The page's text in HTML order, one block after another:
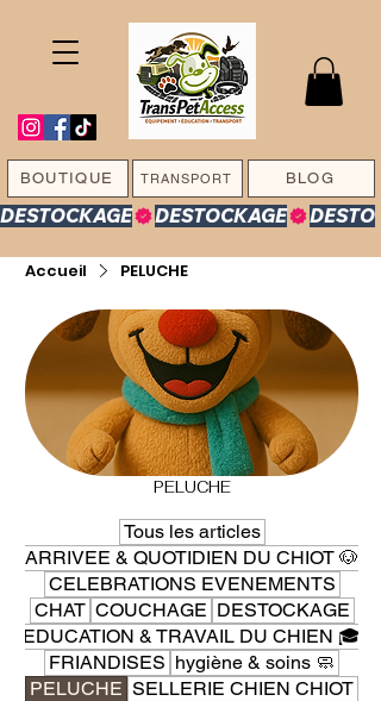
DESTOCKAGE
BOUTIQUE TRANSPORT BLOG
Accueil PELUCHE
PELUCHE
Tous les articles
ARRIVEE & QUOTIDIEN DU CHIOT 🐶
CELEBRATIONS EVENEMENTS
CHAT COUCHAGE DESTOCKAGE
EDUCATION & TRAVAIL DU CHIEN 🎓
FRIANDISES hygiène & soins 🧼
PELUCHE SELLERIE CHIEN CHIOT